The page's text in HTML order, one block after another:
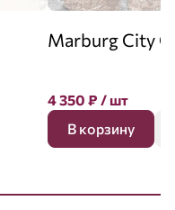
Marburg City
4 350 ₽ / шт
В корзину